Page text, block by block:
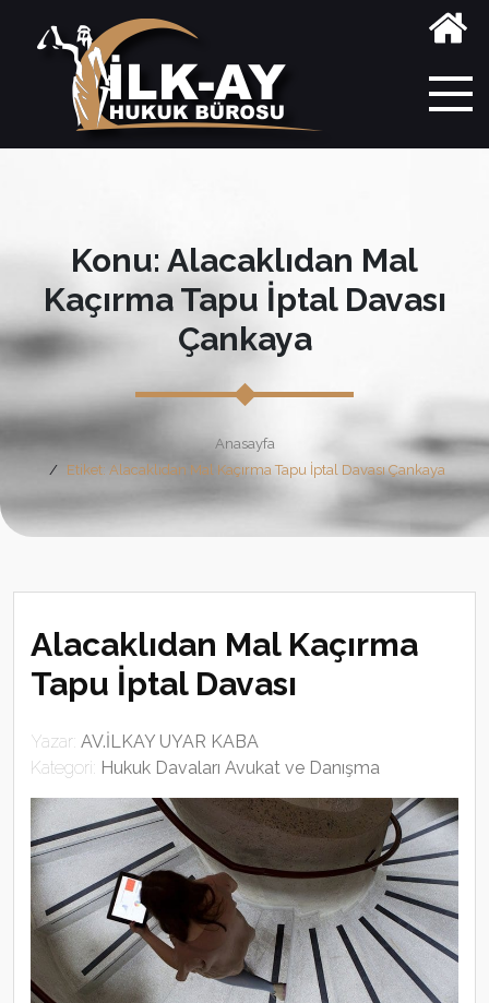
Konu: Alacaklıdan Mal
Kaçırma Tapu İptal Davası
Çankaya
Anasayfa
Etiket: Alacaklıdan Mal Kaçırma Tapu İptal Davası Çankaya
Alacaklıdan Mal Kaçırma
Tapu İptal Davası
Yazar: AV.İLKAY UYAR KABA
Kategori: Hukuk Davaları Avukat ve Danışma